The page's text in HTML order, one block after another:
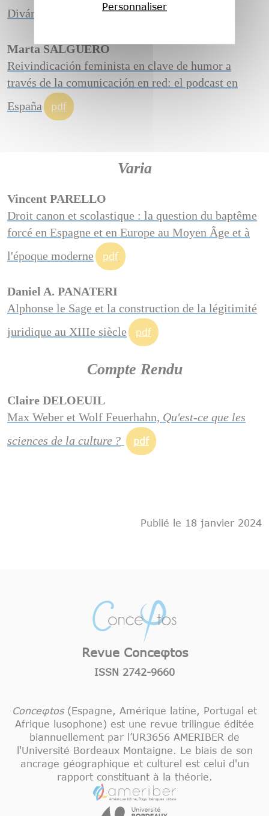
Diván de Carmen y Laura Pacheco
Marta SALGUERO
Reivindicación feminista en clave de humor a
través de la comunicación en red: el podcast en
España
pdf
Varia
Vincent PARELLO
Droit canon et scolastique : la question du baptême
forcé en Espagne et en Europe au Moyen Âge et à
l'époque moderne
pdf
Daniel A. PANATERI
Alphonse le Sage et la construction de la légitimité
juridique au XIIIe siècle
pdf
Compte Rendu
Claire DELOEUIL
Max Weber et Wolf Feuerhahn, Qu'est-ce que les
sciences de la culture ?
pdf
Publié le 18 janvier 2024
Revue Conceφtos
ISSN 2742-9660
Conceφtos(Espagne, Amérique latine, Portugal et
Afrique lusophone) est une revue trilingue éditée
biannuellement par l’UR3656 AMERIBER de
l'Université Bordeaux Montaigne. Le biais de son
ancrage géographique et culturel est celui d'un
rapport constituant à la théorie.
Personnaliser